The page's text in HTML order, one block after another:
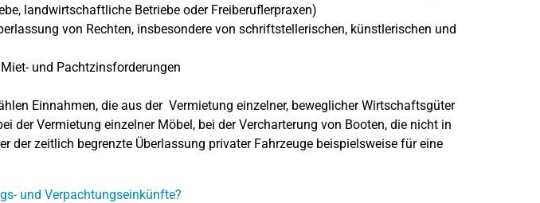
landwirtschaftliche Betriebe oder Freiberuflerpraxen)
von Rechten, insbesondere von schriftstellerischen, künstlerischen und
und Pachtzinsforderungen
Einnahmen, die aus der Vermietung einzelner, beweglicher Wirtschaftsgüter
der Vermietung einzelner Möbel, bei der Vercharterung von Booten, die nicht in
der zeitlich begrenzte Überlassung privater Fahrzeuge beispielsweise für eine
und Verpachtungseinkünfte?